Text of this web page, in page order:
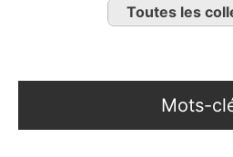
Toutes les
Mots-